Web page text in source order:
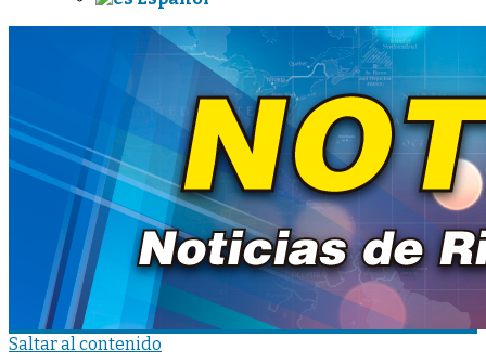
Saltar al contenido